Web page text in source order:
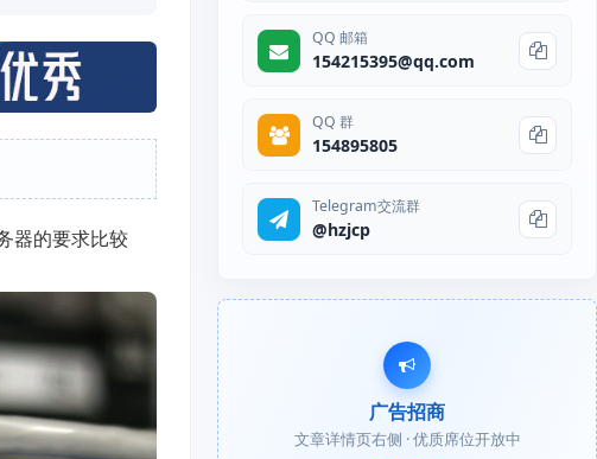
器的要求比较
QQ 邮箱
154215395@qq.com
QQ 群
154895805
Telegram交流群
@hzjcp
广告招商
文章详情页右侧 · 优质席位开放中